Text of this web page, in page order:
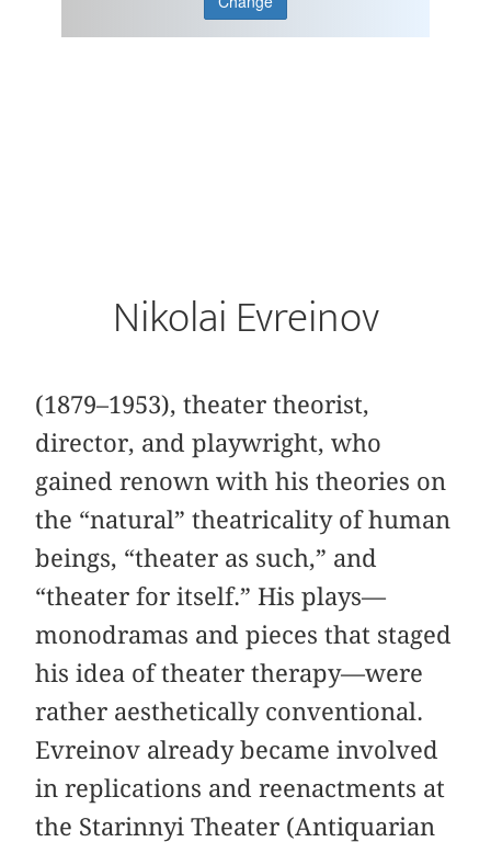
Nikolai Evreinov
(1879–1953), theater theorist,
director, and playwright, who
gained renown with his theories on
the “natural” theatricality of human
beings, “theater as such,” and
“theater for itself.” His plays—
monodramas and pieces that staged
his idea of theater therapy—were
rather aesthetically conventional.
Evreinov already became involved
in replications and reenactments at
the Starinnyi Theater (Antiquarian